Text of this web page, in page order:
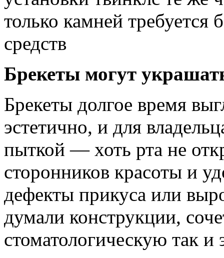
только камней
средств
Брекеты могут
Брекеты долгое время
эстетично, и для
пыткой — хоть рта не
сторонников красоты и
дефекты прикуса или
думали конструкции,
стоматологическую так